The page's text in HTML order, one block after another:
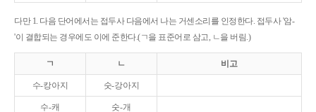
다만 1. 다음 단어에서는 접두사 다음에서 나는 거센소리를 인정한다. 접두사 '암-
'이 결합되는 경우에도 이에 준한다.(ㄱ을 표준어로 삼고, ㄴ을 버림.)
ㄱ ㄴ 비고
수-캉아지 숫-강아지
수-캐 숫-개